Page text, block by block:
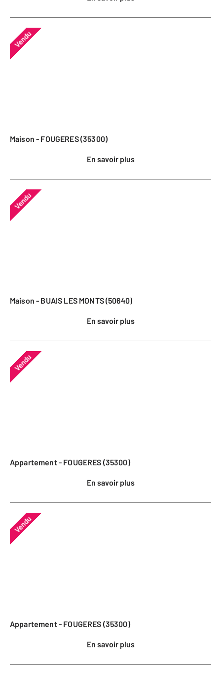
Vendu
Maison - FOUGERES (35300)
En savoir plus
Vendu
Maison - BUAIS LES MONTS (50640)
En savoir plus
Vendu
Appartement - FOUGERES (35300)
En savoir plus
Vendu
Appartement - FOUGERES (35300)
En savoir plus